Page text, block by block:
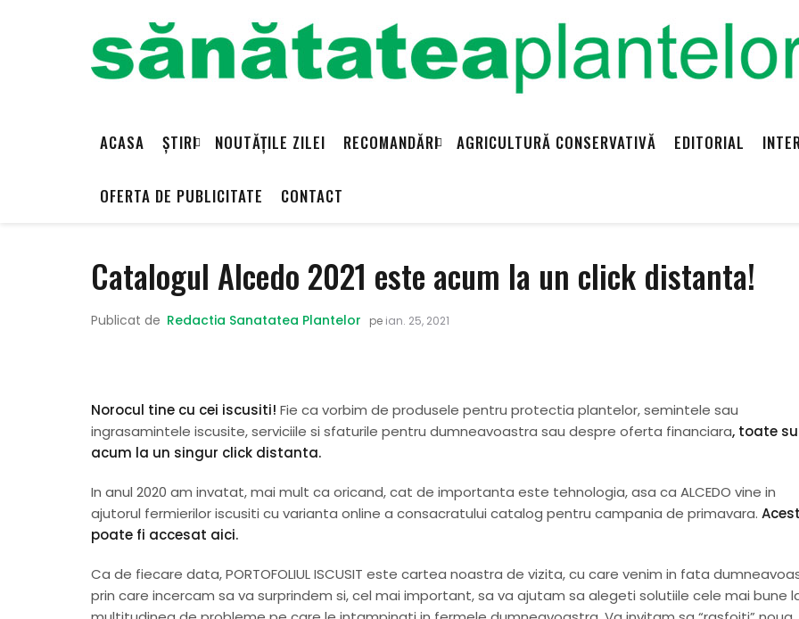
ACASA ȘTIRI NOUTĂȚILE ZILEI RECOMANDĂRI AGRICULTURĂ CONSERVATIVĂ EDITORIAL
OFERTA DE PUBLICITATE CONTACT
Catalogul Alcedo 2021 este acum la un click distanta!
Publicat de Redactia Sanatatea Plantelor pe ian. 25, 2021
Norocul tine cu cei iscusiti! Fie ca vorbim de produsele pentru protectia plantelor, semintele sau
ingrasamintele iscusite, serviciile si sfaturile pentru dumneavoastra sau despre oferta financiara, toate
acum la un singur click distanta.
In anul 2020 am invatat, mai mult ca oricand, cat de importanta este tehnologia, asa ca ALCEDO vine in
ajutorul fermierilor iscusiti cu varianta online a consacratului catalog pentru campania de primavara.
poate fi accesat aici.
Ca de fiecare data, PORTOFOLIUL ISCUSIT este cartea noastra de vizita, cu care venim in fata
prin care incercam sa va surprindem si, cel mai important, sa va ajutam sa alegeti solutiile cele mai bune